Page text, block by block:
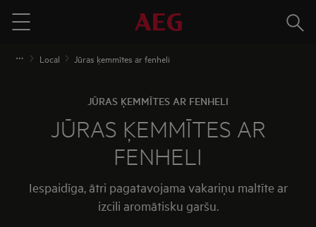
Menu
Local Jūras ķemmītes ar fenheli
JŪRAS ĶEMMĪTES AR FENHELI
JŪRAS ĶEMMĪTES AR
FENHELI
Iespaidīga, ātri pagatavojama vakariņu maltīte ar
izcili aromātisku garšu.